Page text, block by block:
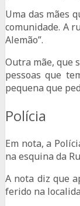
Uma das mães
comunidade. A
Alemão”.
Outra mãe, que
pessoas que
pequena que
Polícia
Em nota, a
na esquina da
A nota diz que
ferido na